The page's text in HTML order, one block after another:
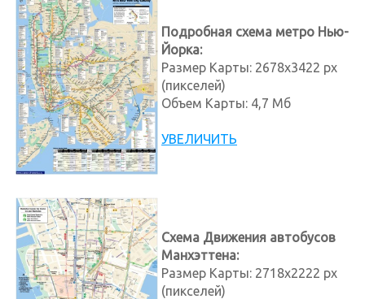
Подробная схема метро Нью-
Йорка:
Размер Карты: 2678x3422 px
(пикселей)
Объем Карты: 4,7 Мб
УВЕЛИЧИТЬ
Схема Движения автобусов
Манхэттена:
Размер Карты: 2718x2222 px
(пикселей)